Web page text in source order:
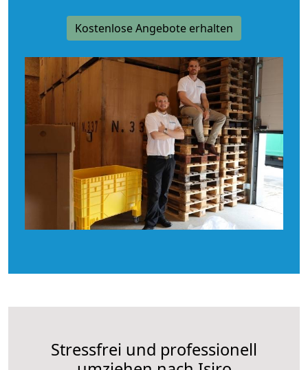
Kostenlose Angebote erhalten
Stressfrei und professionell